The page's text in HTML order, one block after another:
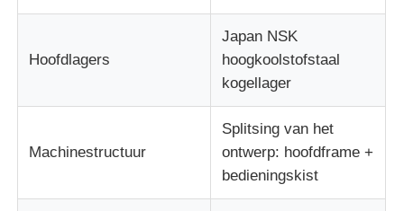
Hoofdlagers
Japan NSK
hoogkoolstofstaal
kogellager
Machinestructuur
Splitsing van het
ontwerp: hoofdframe +
bedieningskist